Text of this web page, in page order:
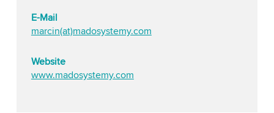
E-Mail
marcin(at)madosystemy.com
Website
www.madosystemy.com